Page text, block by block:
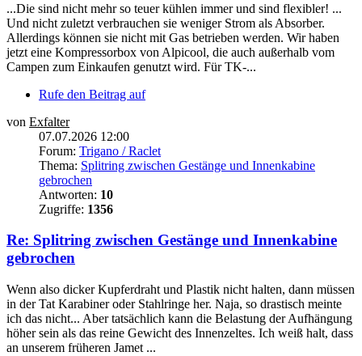
...Die sind nicht mehr so teuer kühlen immer und sind flexibler! ...
Und nicht zuletzt verbrauchen sie weniger Strom als Absorber.
Allerdings können sie nicht mit Gas betrieben werden. Wir haben
jetzt eine Kompressorbox von Alpicool, die auch außerhalb vom
Campen zum Einkaufen genutzt wird. Für TK-...
Rufe den Beitrag auf
von Exfalter
07.07.2026 12:00
Forum: Trigano / Raclet
Thema: Splitring zwischen Gestänge und Innenkabine
gebrochen
Antworten: 10
Zugriffe: 1356
Re: Splitring zwischen Gestänge und Innenkabine
gebrochen
Wenn also dicker Kupferdraht und Plastik nicht halten, dann müssen
in der Tat Karabiner oder Stahlringe her. Naja, so drastisch meinte
ich das nicht... Aber tatsächlich kann die Belastung der Aufhängung
höher sein als das reine Gewicht des Innenzeltes. Ich weiß halt, dass
an unserem früheren Jamet ...